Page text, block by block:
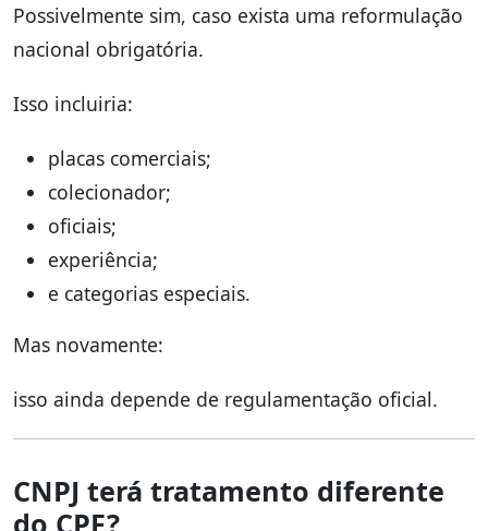
Possivelmente sim, caso exista uma reformulação
nacional obrigatória.
Isso incluiria:
placas comerciais;
colecionador;
oficiais;
experiência;
e categorias especiais.
Mas novamente:
isso ainda depende de regulamentação oficial.
CNPJ terá tratamento diferente
do CPF?